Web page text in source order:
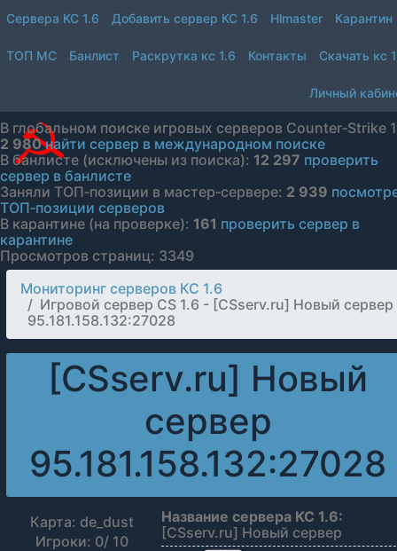
Сервера КС 1.6 Добавить сервер КС 1.6 Hlmaster Карантин
ТОП МС Банлист Раскрутка кс 1.6 Контакты Скачать кс
Личный
В глобальном поиске игровых серверов Counter‑Strike
2 980 найти сервер в международном поиске
В банлисте (исключены из поиска): 12 297 проверить
сервер в банлисте
Заняли ТОП‑позиции в мастер‑сервере: 2 939
ТОП‑позиции серверов
В карантине (на проверке): 161 проверить сервер в
карантине
Просмотров страниц: 3349
Мониторинг серверов КС 1.6
Игровой сервер CS 1.6 - [CSserv.ru] Новый сервер
95.181.158.132:27028
[CSserv.ru] Новый
сервер
95.181.158.132:27028
Карта: de_dust
Игроки: 0/ 10
Название сервера КС 1.6:
[CSserv.ru] Новый сервер